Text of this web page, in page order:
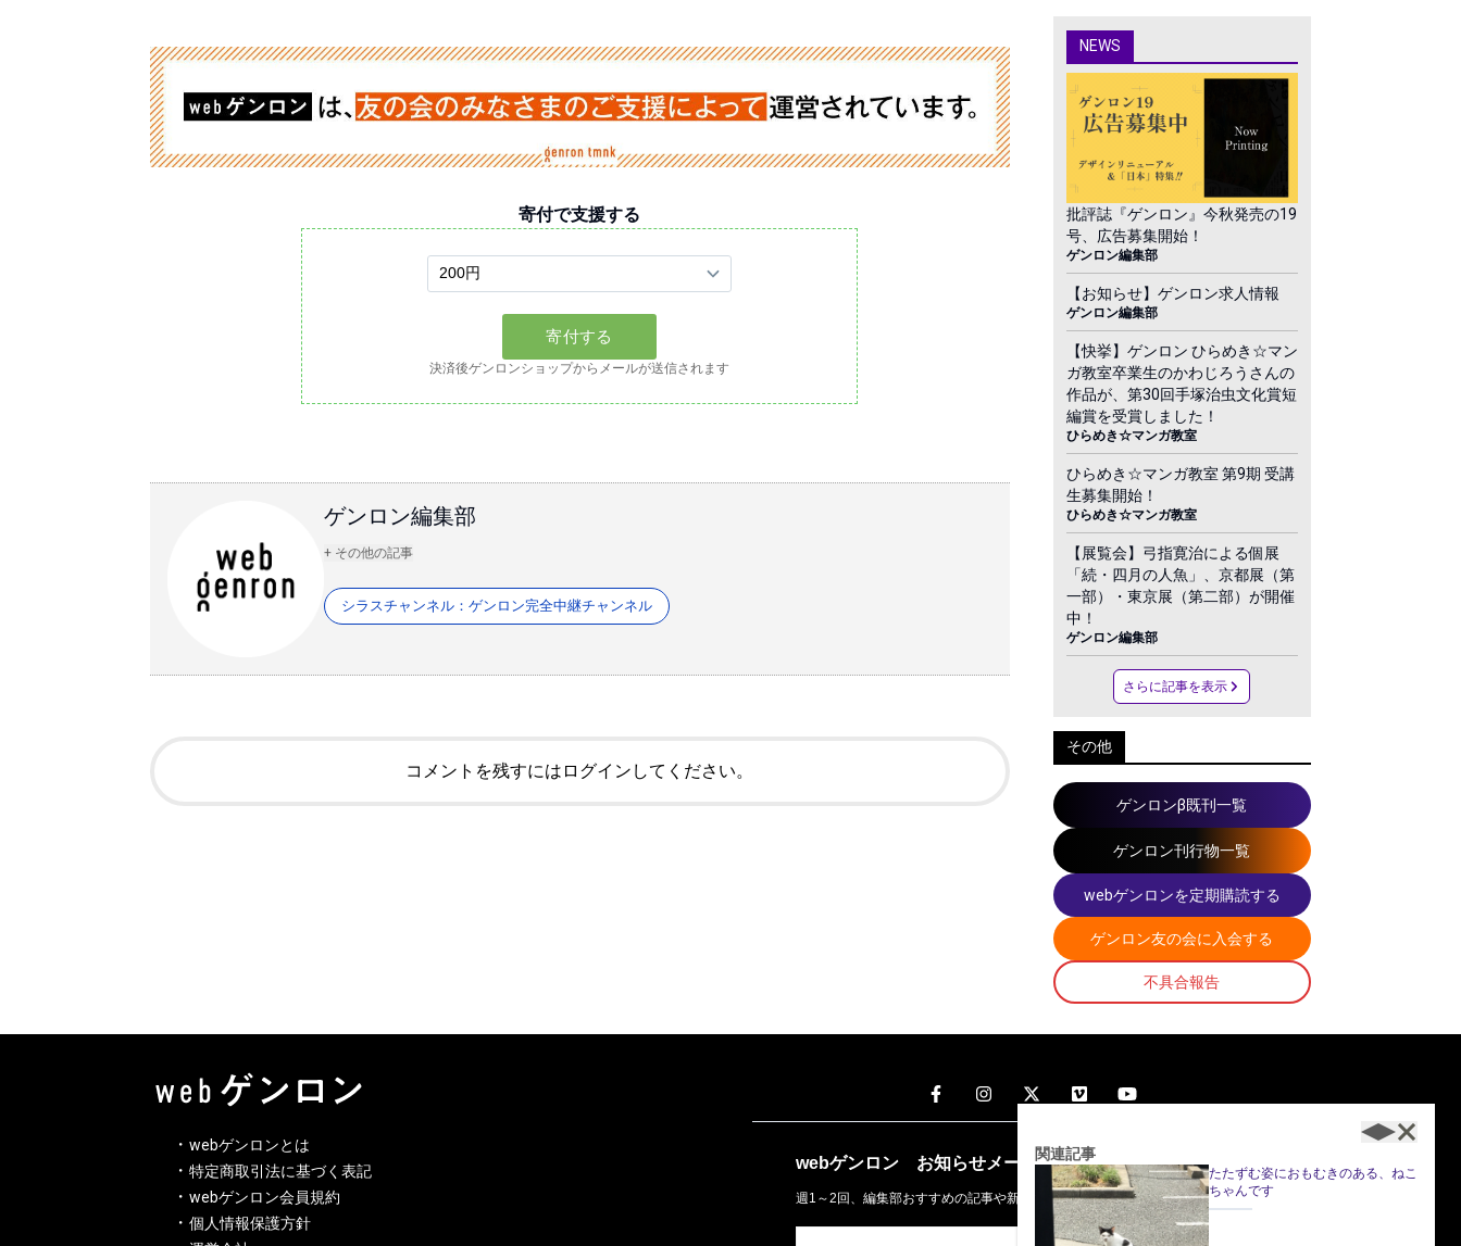
寄付で支援する
決済後ゲンロンショップからメールが送信されます
ゲンロン編集部
+ その他の記事
シラスチャンネル：ゲンロン完全中継チャンネル
コメントを残すにはログインしてください。
NEWS
批評誌『ゲンロン』今秋発売の19
号、広告募集開始！
ゲンロン編集部
【お知らせ】ゲンロン求人情報
ゲンロン編集部
【快挙】ゲンロン ひらめき☆マン
ガ教室卒業生のかわじろうさんの
作品が、第30回手塚治虫文化賞短
編賞を受賞しました！
ひらめき☆マンガ教室
ひらめき☆マンガ教室 第9期 受講
生募集開始！
ひらめき☆マンガ教室
【展覧会】弓指寛治による個展
「続・四月の人魚」、京都展（第
一部）・東京展（第二部）が開催
中！
ゲンロン編集部
さらに記事を表示
その他
ゲンロンβ既刊一覧
ゲンロン刊行物一覧
webゲンロンを定期購読する
ゲンロン友の会に入会する
不具合報告
関連記事
たたずむ姿におもむきのある、ねこ
ちゃんです
webゲンロンとは
特定商取引法に基づく表記
webゲンロン会員規約
個人情報保護方針
webゲンロン お知らせメール登録
週1～2回、編集部おすすめの記事や新着記事のお知らせが配信されます。